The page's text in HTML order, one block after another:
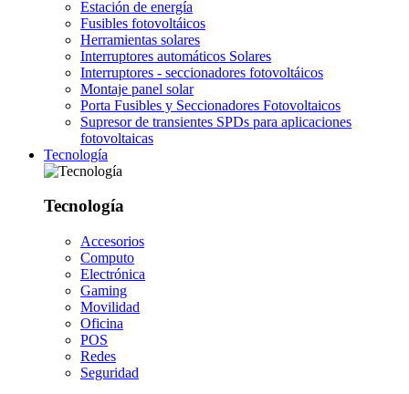
Estación de energía
Fusibles fotovoltáicos
Herramientas solares
Interruptores automáticos Solares
Interruptores - seccionadores fotovoltáicos
Montaje panel solar
Porta Fusibles y Seccionadores Fotovoltaicos
Supresor de transientes SPDs para aplicaciones
fotovoltaicas
Tecnología
Tecnología
Accesorios
Computo
Electrónica
Gaming
Movilidad
Oficina
POS
Redes
Seguridad